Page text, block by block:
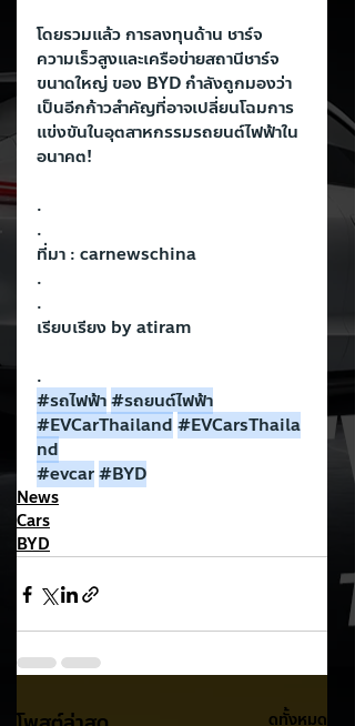
โดยรวมแล้ว การลงทุนด้าน ชาร์จ
ความเร็วสูงและเครือข่ายสถานีชาร์จ
ขนาดใหญ่ ของ BYD กำลังถูกมองว่า
เป็นอีกก้าวสำคัญที่อาจเปลี่ยนโฉมการ
แข่งขันในอุตสาหกรรมรถยนต์ไฟฟ้าใน
อนาคต!
.
.
ที่มา : carnewschina
.
.
เรียบเรียง by atiram
.
#รถไฟฟ้า#รถยนต์ไฟฟ้า
#EVCarThailand #EVCarsThaila
nd
#evcar#BYD
News
Cars
BYD
ดูทั้งหมด